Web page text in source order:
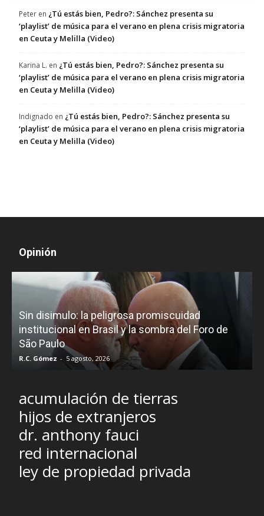
Peter en ¿Tú estás bien, Pedro?: Sánchez presenta su
‘playlist’ de música para el verano en plena crisis migratoria
en Ceuta y Melilla (Video)
Karina L. en ¿Tú estás bien, Pedro?: Sánchez presenta su
‘playlist’ de música para el verano en plena crisis migratoria
en Ceuta y Melilla (Video)
Indignado en ¿Tú estás bien, Pedro?: Sánchez presenta su
‘playlist’ de música para el verano en plena crisis migratoria
en Ceuta y Melilla (Video)
Opinión
Sin disimulo: la peligrosa promiscuidad
institucional en Brasil y la sombra del Foro de
São Paulo
R.C. Gómez - 5 agosto, 2026
acumulación de tierras
hijos de extranjeros
dr. anthony fauci
red internacional
ley de propiedad privada